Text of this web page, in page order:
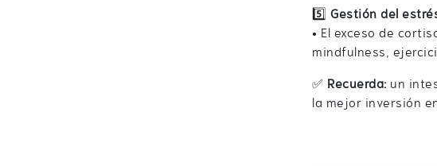
5️⃣ Gestión del
• El exceso de
mindfulness,
✅ Recuerda:un
la mejor inversión